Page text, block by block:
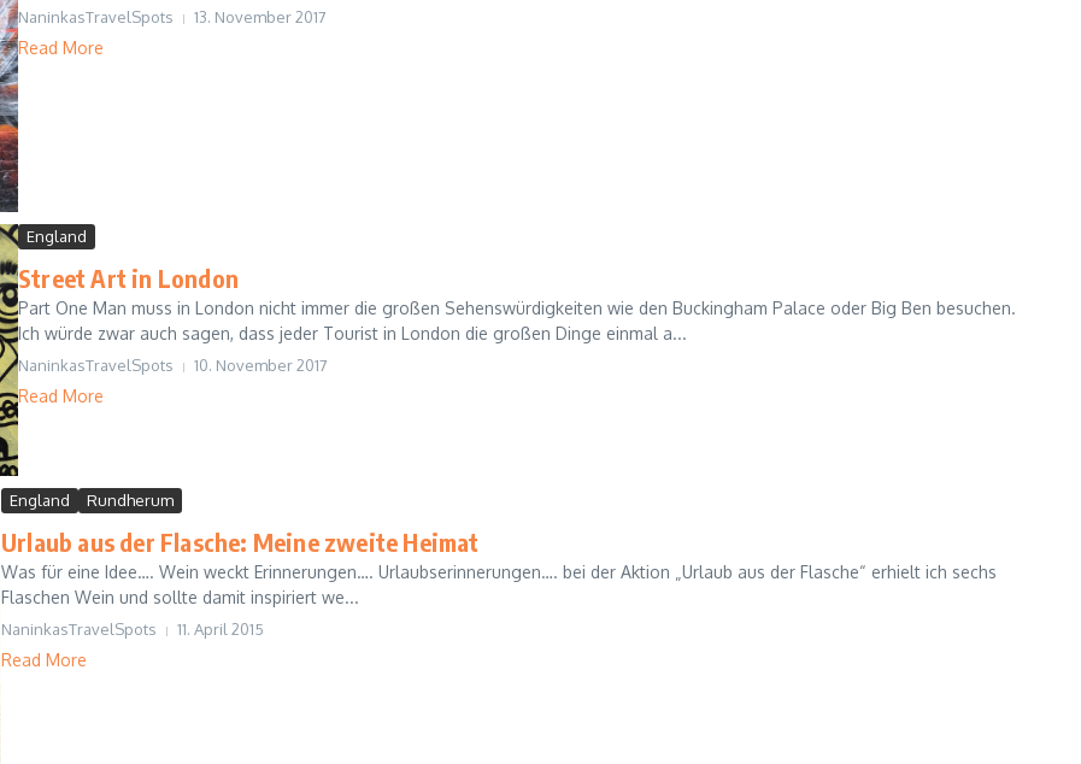
NaninkasTravelSpots 13. November 2017
Read More
England
Street Art in London
Part One Man muss in London nicht immer die großen Sehenswürdigkeiten wie den Buckingham Palace oder Big Ben besuchen.
Ich würde zwar auch sagen, dass jeder Tourist in London die großen Dinge einmal a...
NaninkasTravelSpots 10. November 2017
Read More
England Rundherum
Urlaub aus der Flasche: Meine zweite Heimat
Was für eine Idee…. Wein weckt Erinnerungen…. Urlaubserinnerungen…. bei der Aktion „Urlaub aus der Flasche“ erhielt ich sechs
Flaschen Wein und sollte damit inspiriert we...
NaninkasTravelSpots 11. April 2015
Read More